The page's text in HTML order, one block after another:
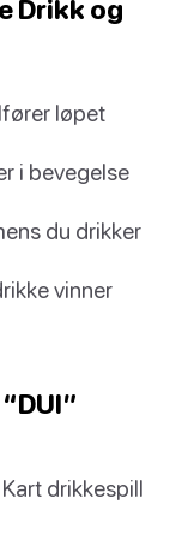
Drikk og
løpet
i bevegelse
du drikker
vinner
drikkespill